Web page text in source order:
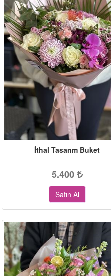
İthal Tasarım Buket
5.400
Satın Al